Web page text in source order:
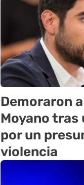
Demoraron
Moyano tras
por un
violencia